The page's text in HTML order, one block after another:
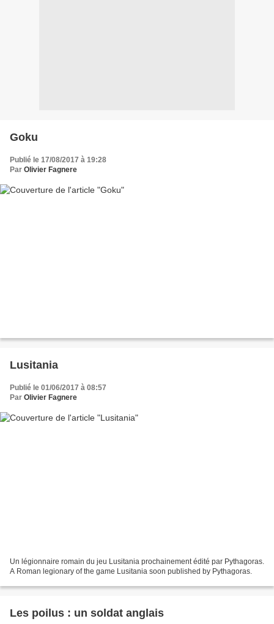
Goku
Publié le 17/08/2017 à 19:28
Par Olivier Fagnere
Lusitania
Publié le 01/06/2017 à 08:57
Par Olivier Fagnere
Un légionnaire romain du jeu Lusitania prochainement édité par Pythagoras.
A Roman legionary of the game Lusitania soon published by Pythagoras.
Les poilus : un soldat anglais